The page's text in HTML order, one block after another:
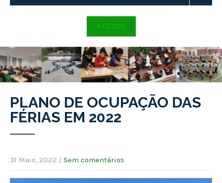
ACESSO
PLANO DE OCUPAÇÃO DAS
FÉRIAS EM 2022
31 Maio, 2022 | Sem comentários